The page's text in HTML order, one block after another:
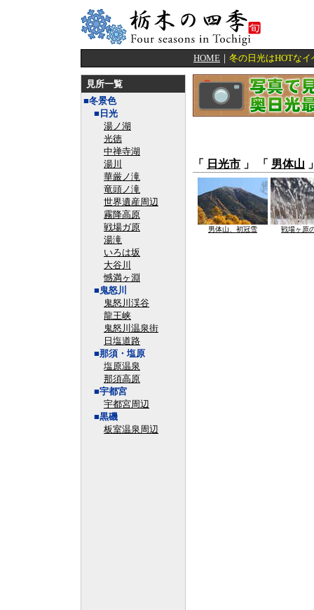
HOME ｜ 冬の日光はHOTな
見所一覧
■冬景色
■日光
湯ノ湖
光徳
中禅寺湖
湯川
華厳ノ滝
竜頭ノ滝
世界遺産周辺
霧降高原
戦場ガ原
湯滝
いろは坂
大谷川
憾満ヶ淵
■鬼怒川
鬼怒川渓谷
龍王峡
鬼怒川温泉街
日塩道路
■那須・塩原
塩原温泉
那須高原
■宇都宮
宇都宮周辺
■黒磯
板室温泉周辺
「 日光市 」 「 男体山
男体山、初冠雪 戦場ヶ原